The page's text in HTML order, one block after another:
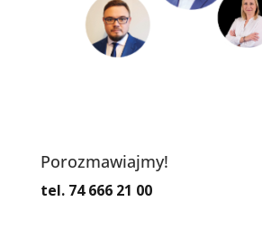
Porozmawiajmy!
tel. 74 666 21 00